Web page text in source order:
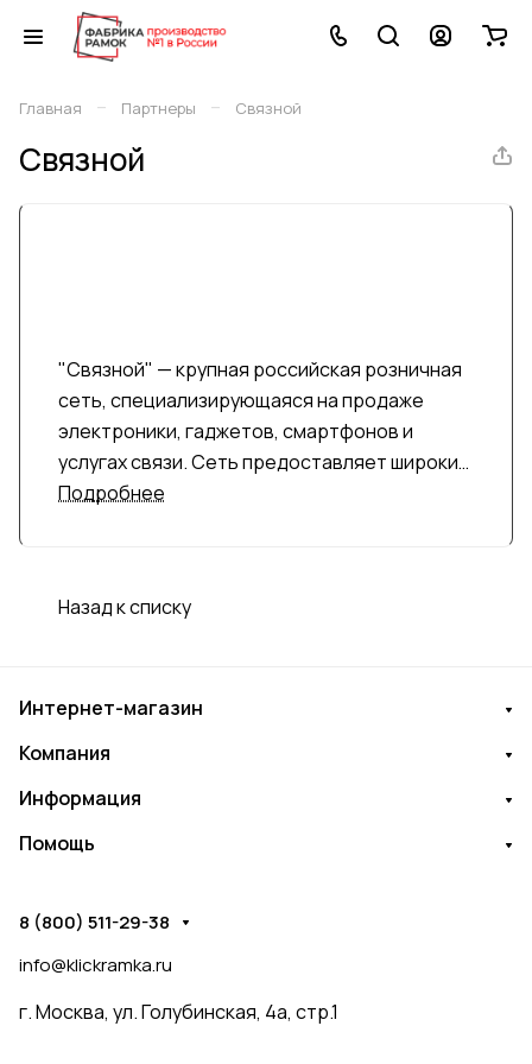
Главная – Партнеры – Связной
Связной
"Связной" — крупная российская розничная
сеть, специализирующаяся на продаже
электроники, гаджетов, смартфонов и
услугах связи. Сеть предоставляет широкий
выбор техники, аксессуаров и услуг, став
ремонту и обслуживанию техники,
Подробнее
Назад к списку
Интернет-магазин
Компания
Информация
Помощь
8 (800) 511-29-38
info@klickramka.ru
г. Москва, ул. Голубинская, 4а, стр.1